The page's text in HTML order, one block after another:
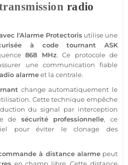
radio
l'Alarme Protectoris utilise une
à code tournant ASK
868 MHz. Ce protocolede
une communication fiable
alarmeet la centrale.
change automatiquement le
Cette technique empêche
du signal par interception
de sécurité professionnelle, ce
pour éviter le clonage des
à distance alarmepeut